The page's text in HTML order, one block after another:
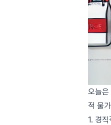
오늘은
적 물
1. 경